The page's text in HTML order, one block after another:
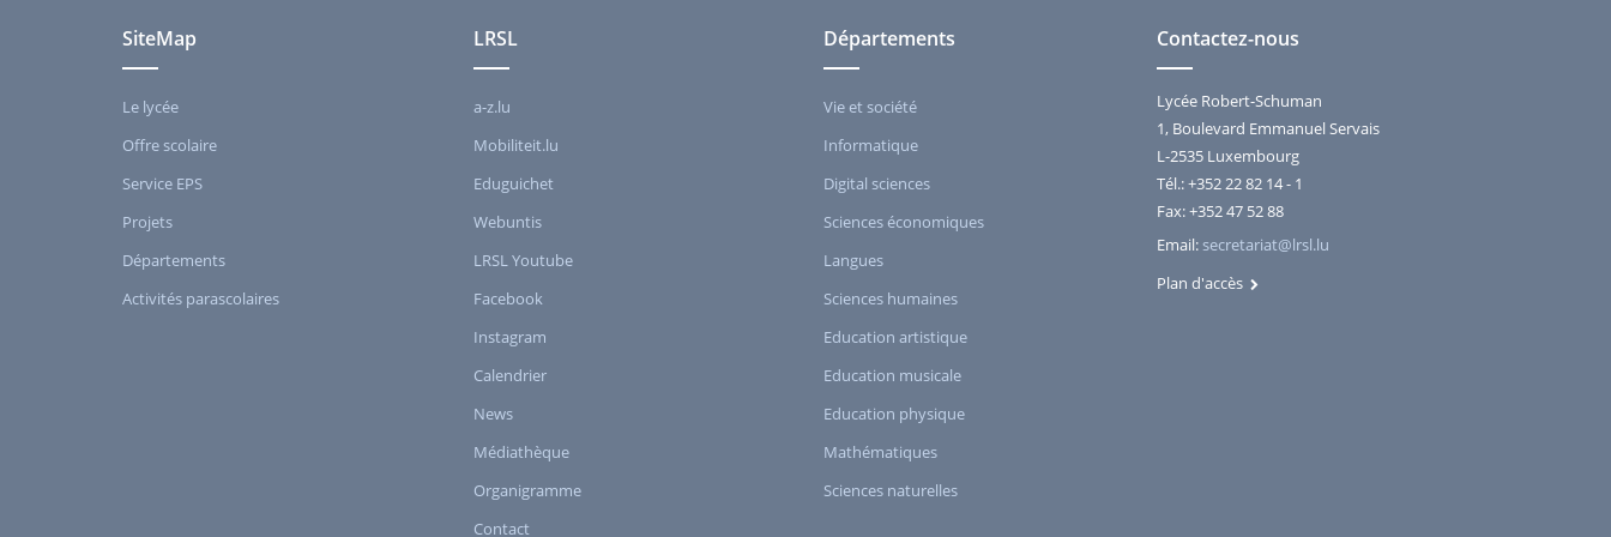
SiteMap
Le lycée
Offre scolaire
Service EPS
Projets
Départements
Activités parascolaires
LRSL
a-z.lu
Mobiliteit.lu
Eduguichet
Webuntis
LRSL Youtube
Facebook
Instagram
Calendrier
News
Médiathèque
Organigramme
Contact
Départements
Vie et société
Informatique
Digital sciences
Sciences économiques
Langues
Sciences humaines
Education artistique
Education musicale
Education physique
Mathématiques
Sciences naturelles
Contactez-nous
Lycée Robert-Schuman
1, Boulevard Emmanuel Servais
L-2535 Luxembourg
Tél.: +352 22 82 14 - 1
Fax: +352 47 52 88
Email: secretariat@lrsl.lu
Plan d'accès